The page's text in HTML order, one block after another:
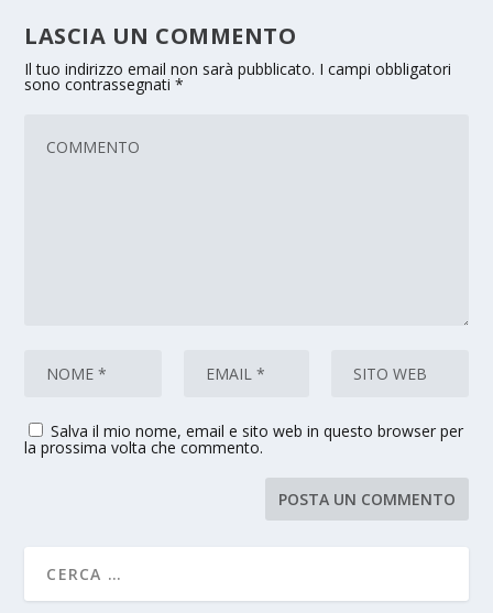
LASCIA UN COMMENTO
Il tuo indirizzo email non sarà pubblicato. I campi obbligatori
sono contrassegnati*
Salva il mio nome, email e sito web in questo browser per
la prossima volta che commento.